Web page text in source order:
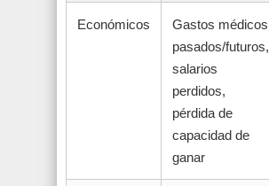
Económicos
Gastos médicos
pasados/futuros,
salarios
perdidos,
pérdida de
capacidad de
ganar